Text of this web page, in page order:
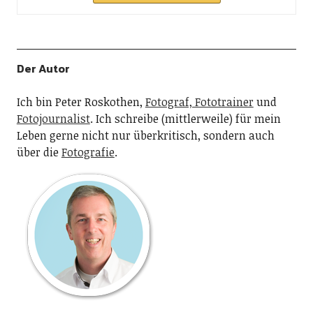
Der Autor
Ich bin Peter Roskothen, Fotograf, Fototrainer und
Fotojournalist. Ich schreibe (mittlerweile) für mein
Leben gerne nicht nur überkritisch, sondern auch
über dieFotografie.